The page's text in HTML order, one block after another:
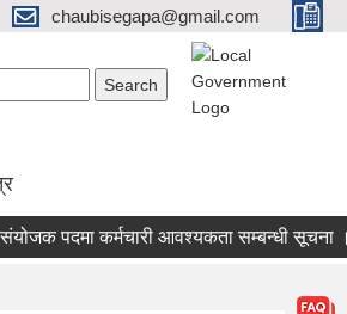
chaubisegapa@gmail.com
पदमा कर्मचारी आवश्यकता सम्बन्धी सूचना ।